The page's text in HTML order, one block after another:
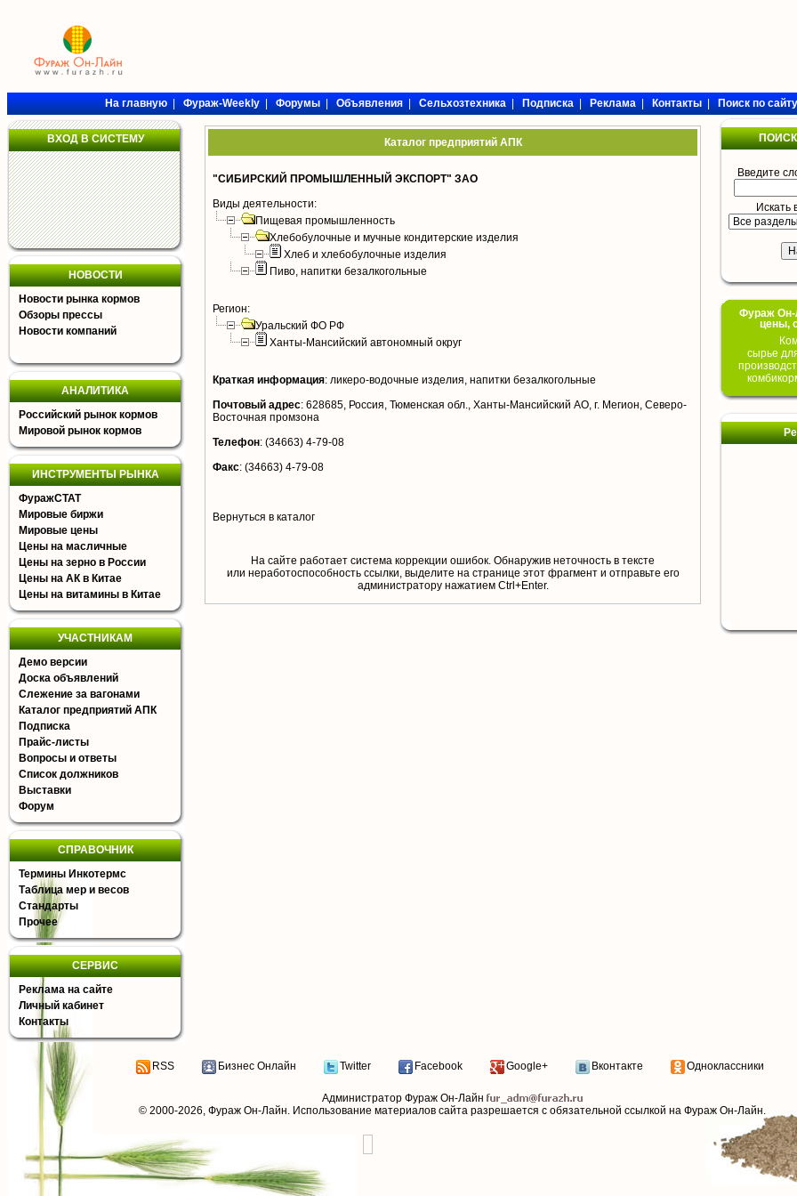
На главную|Фураж-Weekly|Форумы|Объявления|Сельхозтехника|Подписка|Реклама|Контакты|Поиск по сайту
ВХОД В СИСТЕМУ
НОВОСТИ
Новости рынка кормов
Обзоры прессы
Новости компаний
АНАЛИТИКА
Российский рынок кормов
Мировой рынок кормов
ИНСТРУМЕНТЫ РЫНКА
ФуражСТАТ
Мировые биржи
Мировые цены
Цены на масличные
Цены на зерно в России
Цены на АК в Китае
Цены на витамины в Китае
УЧАСТНИКАМ
Демо версии
Доска объявлений
Слежение за вагонами
Каталог предприятий АПК
Подписка
Прайс-листы
Вопросы и ответы
Список должников
Выставки
Форум
СПРАВОЧНИК
Термины Инкотермс
Таблица мер и весов
Стандарты
Прочее
СЕРВИС
Реклама на сайте
Личный кабинет
Контакты
Каталог предприятий АПК
"СИБИРСКИЙ ПРОМЫШЛЕННЫЙ ЭКСПОРТ" ЗАО
Виды деятельности:
Пищевая промышленность
Хлебобулочные и мучные кондитерские изделия
Хлеб и хлебобулочные изделия
Пиво, напитки безалкогольные
Регион:
Уральский ФО РФ
Ханты-Мансийский автономный округ
Краткая информация: ликеро-водочные изделия, напитки безалкогольные
Почтовый адрес: 628685, Россия, Тюменская обл., Ханты-Мансийский АО, г. Мегион, Северо-
Восточная промзона
Телефон: (34663) 4-79-08
Факс: (34663) 4-79-08
Вернуться в каталог
На сайте работает система коррекции ошибок. Обнаружив неточность в тексте
или неработоспособность ссылки, выделите на странице этот фрагмент и отправьте его
aдминистратору нажатием Ctrl+Enter.
Введите
Искать
Фураж Он-
цены,
сырье
RSS Бизнес Онлайн Twitter Facebook Google+ Вконтакте Одноклассники
Администратор Фураж Он-Лайн
© 2000-2026, Фураж Он-Лайн. Использование материалов сайта разрешается с обязательной ссылкой на Фураж Он-Лайн.